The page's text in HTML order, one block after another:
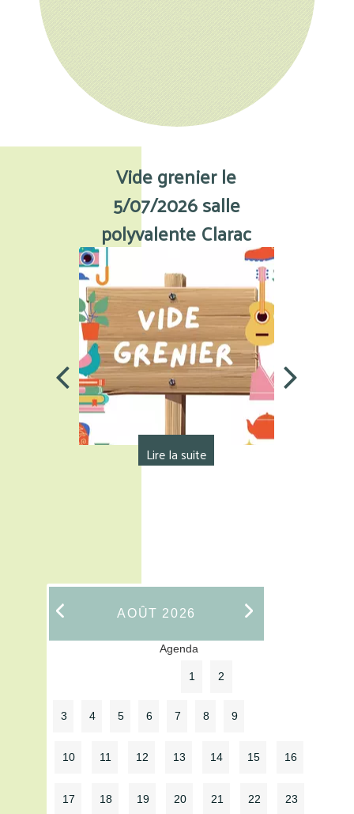
Vide grenier le
5/07/2026 salle
polyvalente Clarac
AOÛT 2026
Agenda
1 2
3 4 5 6 7 8 9
10 11 12 13 14 15 16
17 18 19 20 21 22 23